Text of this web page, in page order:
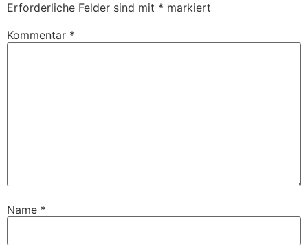
Erforderliche Felder sind mit * markiert
Kommentar *
Name *